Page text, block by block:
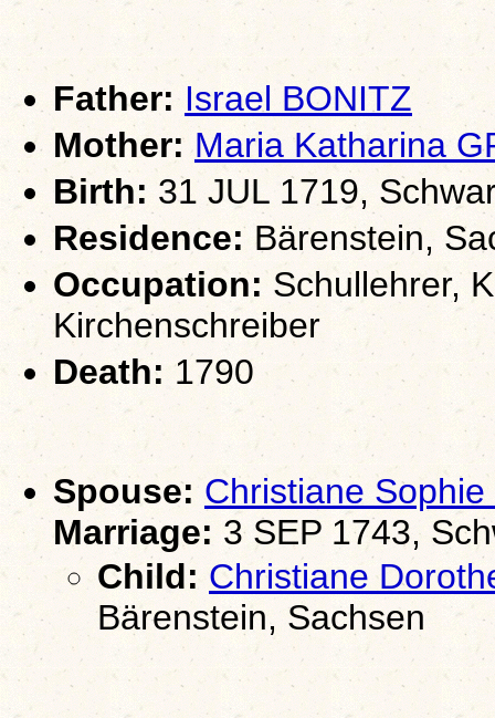
Father: Israel BONITZ
Mother: Maria Katharina
Birth: 31 JUL 1719,
Residence:Bärenstein,
Occupation:Schullehrer,
Kirchenschreiber
Death: 1790
Spouse: Christiane
Marriage: 3 SEP 1743,
Child: Christiane
Bärenstein, Sachsen